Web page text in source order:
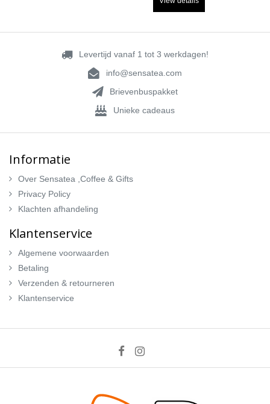
Levertijd vanaf 1 tot 3 werkdagen!
info@sensatea.com
Brievenbuspakket
Unieke cadeaus
Informatie
Over Sensatea ,Coffee & Gifts
Privacy Policy
Klachten afhandeling
Klantenservice
Algemene voorwaarden
Betaling
Verzenden & retourneren
Klantenservice